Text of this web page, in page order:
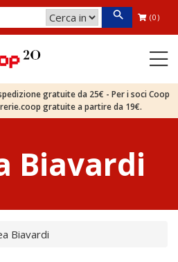
(0)
gratuite da 25€ - Per i soci Coop
gratuite a partire da 19€.
Biavardi
Biavardi